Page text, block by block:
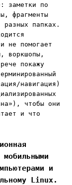
заметки по
фрагменты
разных папках.
не помогает
воркшопы,
покажу
навигация)
чтобы они
и что
и
Linux.